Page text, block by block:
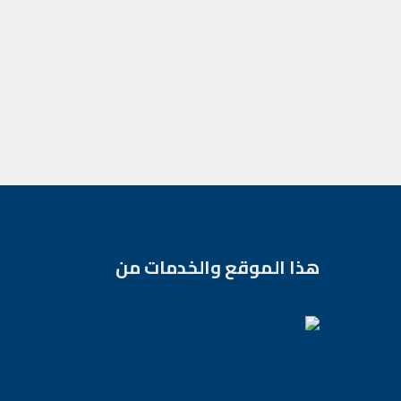
هذا الموقع والخدمات من